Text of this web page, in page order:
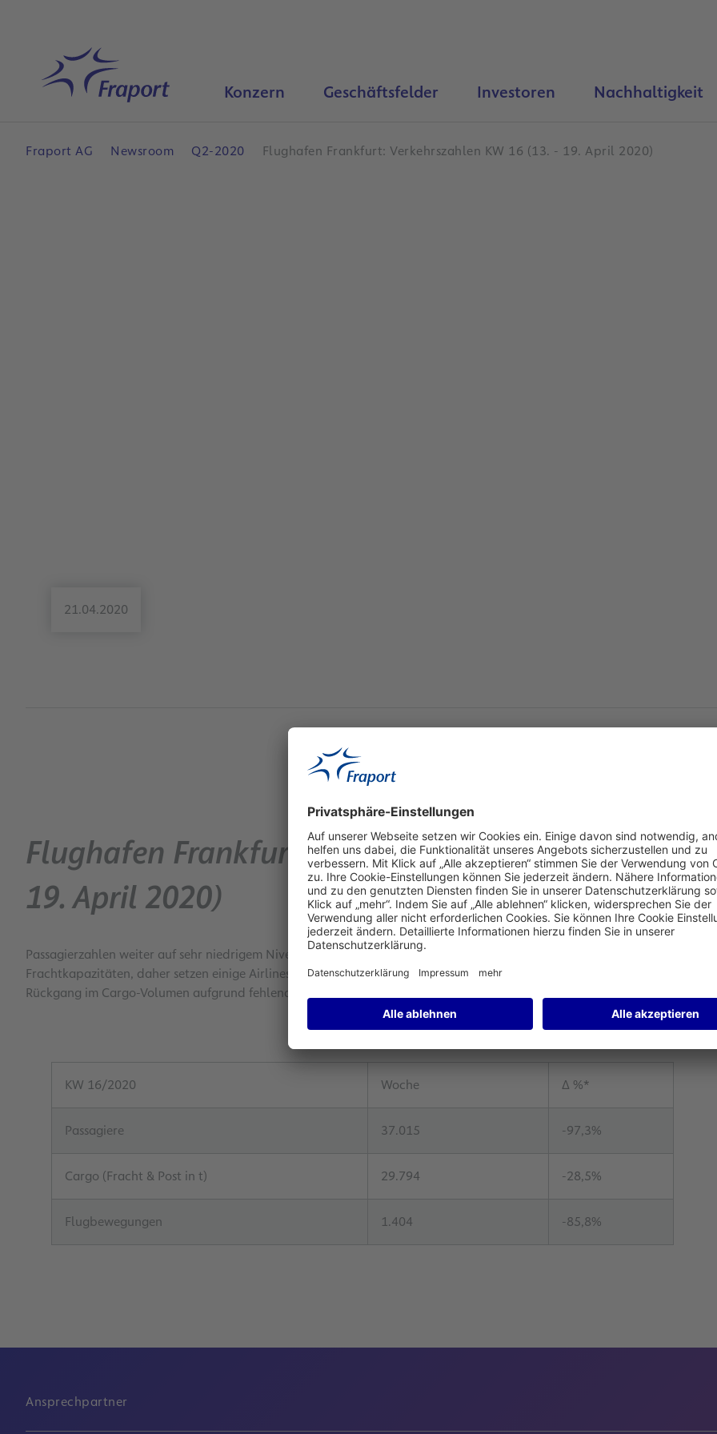
Startseite Konzern Geschäftsfelder Investoren Nachhaltigkeit
Fraport AG Newsroom Q2-2020 Flughafen Frankfurt: Verkehrszahlen KW 16 (13. - 19. April 2020)
21.04.2020
Flughafen Frankfurt: Verkehrszahlen KW 16 (13. -
19. April 2020)
Passagierzahlen weiter auf sehr niedrigem Niveau / Großteil der Rückholflüge abgeschlossen / Hohe Nachfrage nach
Frachtkapazitäten, daher setzen einige Airlines Passagierflugzeuge ausschließlich für Frachtflüge ein / Dennoch
Rückgang im Cargo-Volumen aufgrund fehlender Beiladekapazitäten auf Passagierflügen.
KW 16/2020 Woche Δ %*
Passagiere 37.015 -97,3%
Cargo (Fracht & Post in t) 29.794 -28,5%
Flugbewegungen 1.404 -85,8%
Ansprechpartner